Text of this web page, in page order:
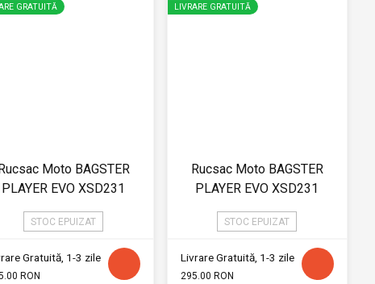
GRATUITĂ
Rucsac Moto BAGSTER
PLAYER EVO XSD231
STOC EPUIZAT
Gratuită, 1-3 zile
RON
LIVRARE GRATUITĂ
Rucsac Moto BAGSTER
PLAYER EVO XSD231
STOC EPUIZAT
Livrare Gratuită, 1-3 zile
295.00 RON